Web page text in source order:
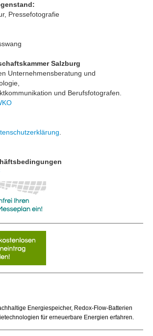
Pressefotografie
Salzburg
Unternehmensberatung und
und Berufsfotografen.
.
Energiespeicher, Redox-Flow-Batterien
für erneuerbare Energien erfahren.